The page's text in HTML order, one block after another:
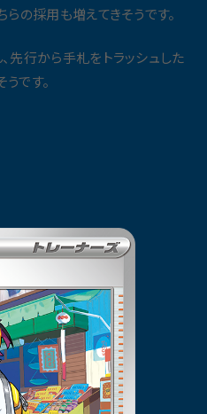
らの採用も増えてきそうです。
先行から手札をトラッシュした
です。